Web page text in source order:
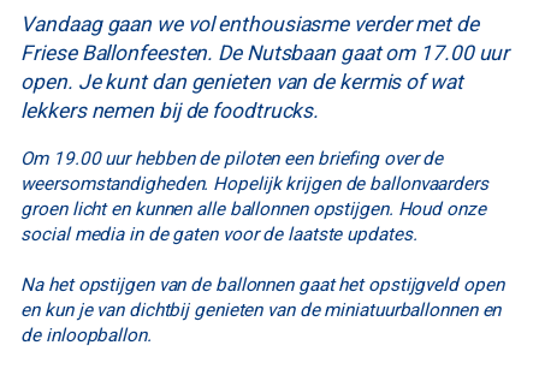
Vandaag gaan we vol enthousiasme verder met de
Friese Ballonfeesten. De Nutsbaan gaat om 17.00 uur
open. Je kunt dan genieten van de kermis of wat
lekkers nemen bij de foodtrucks.
Om 19.00 uur hebben de piloten een briefing over de
weersomstandigheden. Hopelijk krijgen de ballonvaarders
groen licht en kunnen alle ballonnen opstijgen. Houd onze
social media in de gaten voor de laatste updates.
Na het opstijgen van de ballonnen gaat het opstijgveld open
en kun je van dichtbij genieten van de miniatuurballonnen en
de inloopballon.